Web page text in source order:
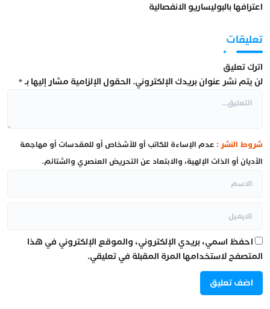
اعترافها بالبوليساريو الانفصالية
تعليقات
اترك تعليق
لن يتم نشر عنوان بريدك الإلكتروني. الحقول الإلزامية مشار إليها بـ*
شروط النشر : عدم الإساءة للكاتب أو للأشخاص أو للمقدسات أو مهاجمة
الأديان أو الذات الإلهية، والابتعاد عن التحريض العنصري والشتائم.
احفظ اسمي، بريدي الإلكتروني، والموقع الإلكتروني في هذا
المتصفح لاستخدامها المرة المقبلة في تعليقي.